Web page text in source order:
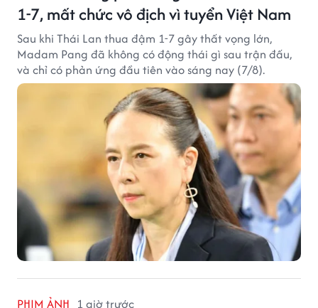
1-7, mất chức vô địch vì tuyển Việt Nam
Sau khi Thái Lan thua đậm 1-7 gây thất vọng lớn,
Madam Pang đã không có động thái gì sau trận đấu,
và chỉ có phản ứng đầu tiên vào sáng nay (7/8).
PHIM ẢNH 1 giờ trước